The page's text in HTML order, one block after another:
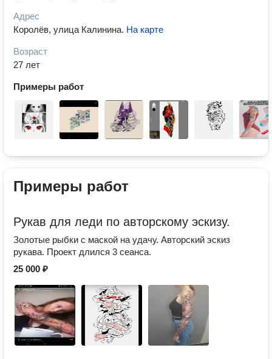
Адрес
Королёв, улица Калинина. На карте
Возраст
27 лет
Примеры работ
Примеры работ
Рукав для леди по авторскому эскизу.
Золотые рыбки с маской на удачу. Авторский эскиз
рукава. Проект длился 3 сеанса.
25 000 ₽